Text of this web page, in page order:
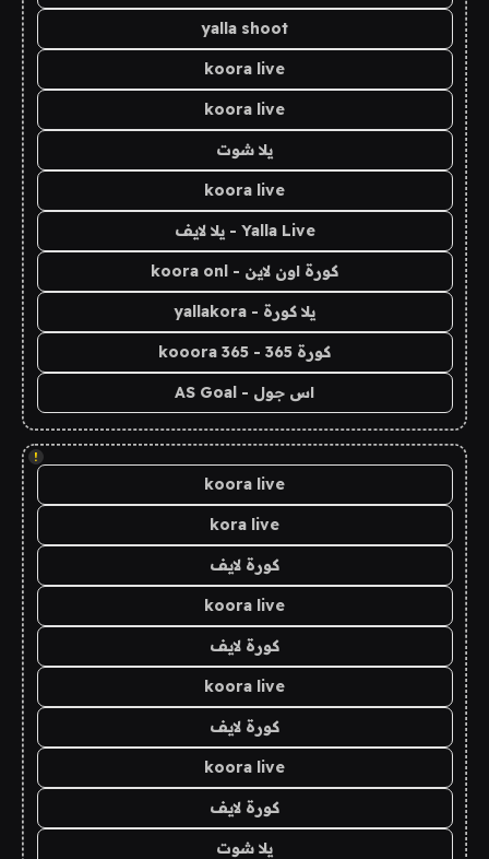
yalla shoot
koora live
koora live
يلا شوت
koora live
Yalla Live - يلا لايف
كورة اون لاين - koora onl
يلا كورة - yallakora
كورة 365 - kooora 365
اس جول - AS Goal
!
koora live
kora live
كورة لايف
koora live
كورة لايف
koora live
كورة لايف
koora live
كورة لايف
يلا شوت